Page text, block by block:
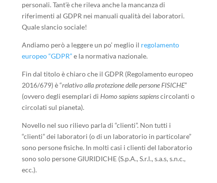
personali. Tant’è che rileva anche la mancanza di
riferimenti al GDPR nei manuali qualità dei laboratori.
Quale slancio sociale!
Andiamo però a leggere un po’ meglio il regolamento
europeo “GDPR”e la normativa nazionale.
Fin dal titolo è chiaro che il GDPR (Regolamento europeo
2016/679) è “relativo alla protezione delle persone FISICHE”
(ovvero degli esemplari di Homo sapienssapienscircolanti o
circolati sul pianeta).
Novello nel suo rilievo parla di “clienti”. Non tutti i
“clienti” dei laboratori (o di un laboratorio in particolare”
sono persone fisiche. In molti casi i clienti del laboratorio
sono solo persone GIURIDICHE (S.p.A., S.r.l., s.a.s, s.n.c.,
ecc.).